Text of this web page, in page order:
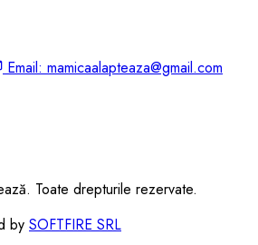
Email: mamicaalapteaza@gmail.com
Toate drepturile rezervate.
by SOFTFIRE SRL